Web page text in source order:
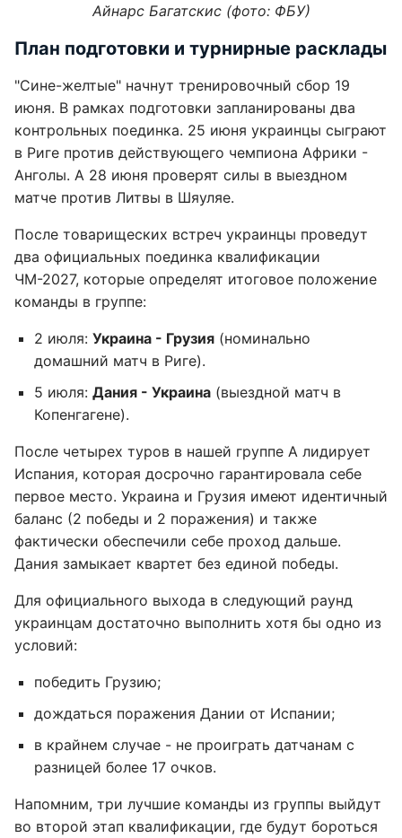
Айнарс Багатскис (фото: ФБУ)
План подготовки и турнирные расклады
"Сине-желтые" начнут тренировочный сбор 19
июня. В рамках подготовки запланированы два
контрольных поединка. 25 июня украинцы сыграют
в Риге против действующего чемпиона Африки -
Анголы. А 28 июня проверят силы в выездном
матче против Литвы в Шяуляе.
После товарищеских встреч украинцы проведут
два официальных поединка квалификации
ЧМ-2027, которые определят итоговое положение
команды в группе:
2 июля: Украина - Грузия (номинально
домашний матч в Риге).
5 июля: Дания - Украина (выездной матч в
Копенгагене).
После четырех туров в нашей группе А лидирует
Испания, которая досрочно гарантировала себе
первое место. Украина и Грузия имеют идентичный
баланс (2 победы и 2 поражения) и также
фактически обеспечили себе проход дальше.
Дания замыкает квартет без единой победы.
Для официального выхода в следующий раунд
украинцам достаточно выполнить хотя бы одно из
условий:
победить Грузию;
дождаться поражения Дании от Испании;
в крайнем случае - не проиграть датчанам с
разницей более 17 очков.
Напомним, три лучшие команды из группы выйдут
во второй этап квалификации, где будут бороться